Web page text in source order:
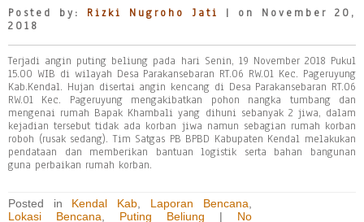
Posted by: Rizki Nugroho Jati
| on November 20,
2018
Terjadi angin puting beliung pada hari Senin, 19 November 2018 Pukul
15.00 WIB di wilayah Desa Parakansebaran RT.06 RW.01 Kec. Pageruyung
Kab.Kendal. Hujan disertai angin kencang di Desa Parakansebaran RT.06
RW.01 Kec. Pageruyung mengakibatkan pohon nangka tumbang dan
mengenai rumah Bapak Khambali yang dihuni sebanyak 2 jiwa, dalam
kejadian tersebut tidak ada korban jiwa namun sebagian rumah korban
roboh (rusak sedang). Tim Satgas PB BPBD Kabupaten Kendal melakukan
pendataan dan memberikan bantuan logistik serta bahan bangunan
guna perbaikan rumah korban.
Posted in Kendal Kab Laporan Bencana
Lokasi Bencana
Puting Beliung | No